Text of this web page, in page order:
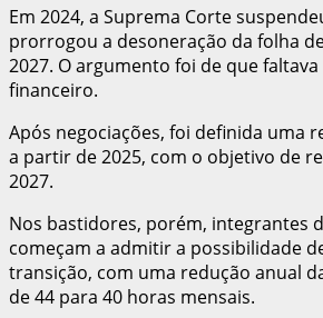
Em 2024, a Suprema Corte
prorrogou a desoneração da folha
2027. O argumento foi de que
financeiro.
Após negociações, foi definida uma
a partir de 2025, com o objetivo de
2027.
Nos bastidores, porém, integrantes
começam a admitir a possibilidade
transição, com uma redução anual
de 44 para 40 horas mensais.